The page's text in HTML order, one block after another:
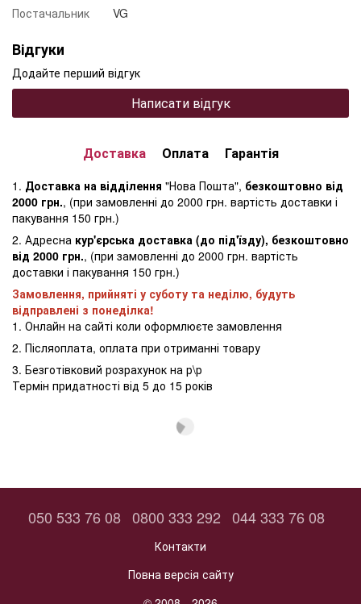
Постачальник
VG
Відгуки
Додайте перший відгук
Написати відгук
Доставка Оплата Гарантія
1. Доставка на відділення "Нова Пошта", безкоштовно від
2000 грн., (при замовленні до 2000 грн. вартість доставки і
пакування 150 грн.)
2. Адресна кур'єрська доставка (до під'їзду), безкоштовно
від 2000 грн., (при замовленні до 2000 грн. вартість
доставки і пакування 150 грн.)
Замовлення, прийняті у суботу та неділю, будуть
відправлені з понеділка!
1. Онлайн на сайті коли оформлюєте замовлення
2. Післяоплата, оплата при отриманні товару
3. Безготівковий розрахунок на р\р
Термін придатності від 5 до 15 років
050 533 76 08 0800 333 292 044 333 76 08
Контакти
Повна версія сайту